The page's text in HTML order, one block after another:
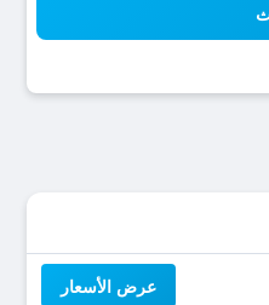
عرض الأسعار